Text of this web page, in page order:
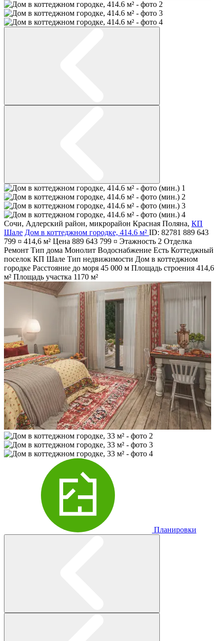
Сочи, Адлерский район, микрорайон Красная Поляна, КП
Шале Дом в коттеджном городке, 414.6 м² ID: 82781 889 643
799 ¤ 414,6 м² Цена 889 643 799 ¤ Этажность 2 Отделка
Ремонт Тип дома Монолит Водоснабжение Есть Коттеджный
поселок КП Шале Тип недвижимости Дом в коттеджном
городке Расстояние до моря 45 000 м Площадь строения 414,6
м² Площадь участка 1170 м²
Планировки